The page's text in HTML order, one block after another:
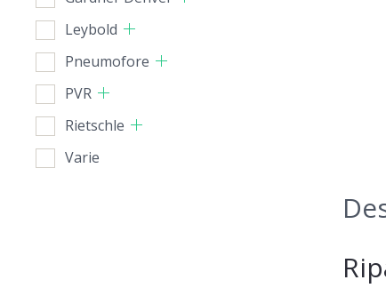
Leybold
Pneumofore
PVR
Rietschle
Varie